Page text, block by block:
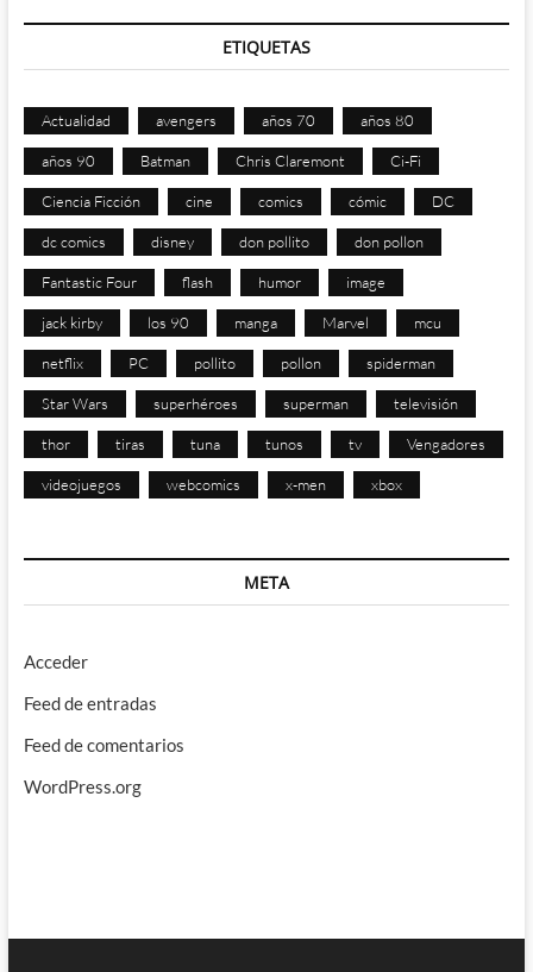
ETIQUETAS
Actualidad avengers años 70 años 80
años 90 Batman Chris Claremont Ci-Fi
Ciencia Ficción cine comics cómic DC
dc comics disney don pollito don pollon
Fantastic Four flash humor image
jack kirby los 90 manga Marvel mcu
netflix PC pollito pollon spiderman
Star Wars superhéroes superman televisión
thor tiras tuna tunos tv Vengadores
videojuegos webcomics x-men xbox
META
Acceder
Feed de entradas
Feed de comentarios
WordPress.org